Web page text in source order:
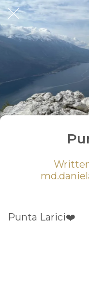
Punta Larici❤️